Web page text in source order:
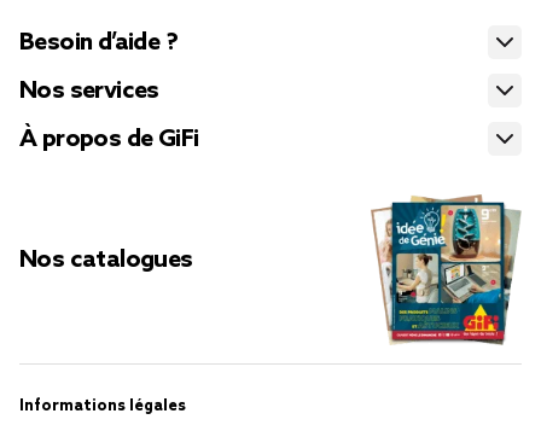
Besoin d’aide ?
Nos services
À propos de GiFi
Nos catalogues
Informations légales